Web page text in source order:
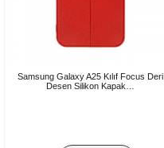
Samsung Galaxy A25 Kılıf Focus Deri
Desen Silikon Kapak…